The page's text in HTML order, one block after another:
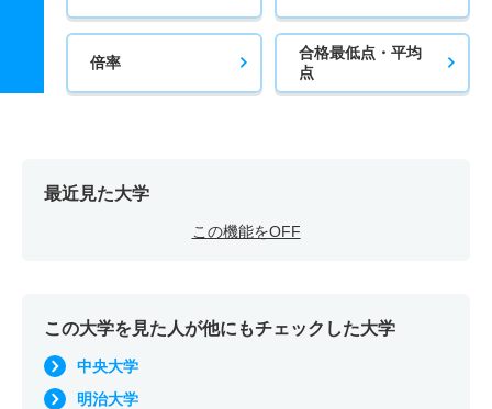
倍率
合格最低点・平均
点
最近見た大学
この機能をOFF
この大学を見た人が他にもチェックした大学
中央大学
明治大学